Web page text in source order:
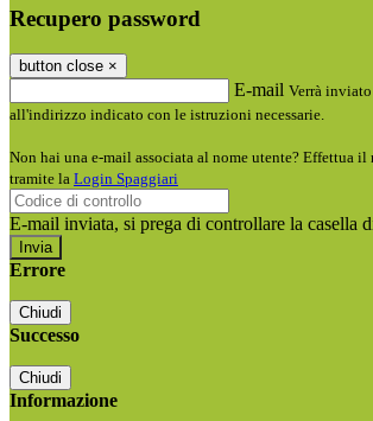
Recupero password
button close ×
E-mail Verrà
all'indirizzo indicato con le istruzioni necessarie.
Non hai una e-mail associata al nome utente? Effettua il
tramite la Login Spaggiari
E-mail inviata, si prega di controllare la casella
Errore
Chiudi
Successo
Chiudi
Informazione